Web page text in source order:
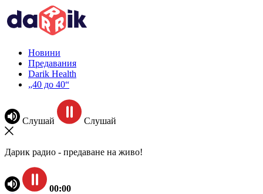
Новини
Предавания
Darik Health
„40 до 40“
Слушай Слушай
Дарик радио - предаване на живо!
00:00